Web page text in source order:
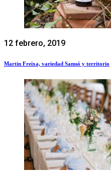
12 febrero, 2019
Martin Freixa, variedad Samsó y territorio